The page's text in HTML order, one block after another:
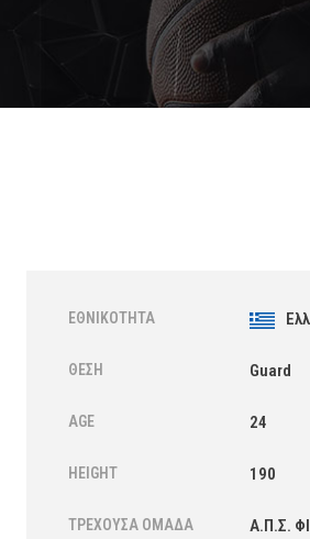
ΕΘΝΙΚΌΤΗΤΑ
ΘΈΣΗ Guard
AGE 24
HEIGHT 190
ΤΡΈΧΟΥΣΑ ΟΜΆΔΑ Α.Π.Σ.